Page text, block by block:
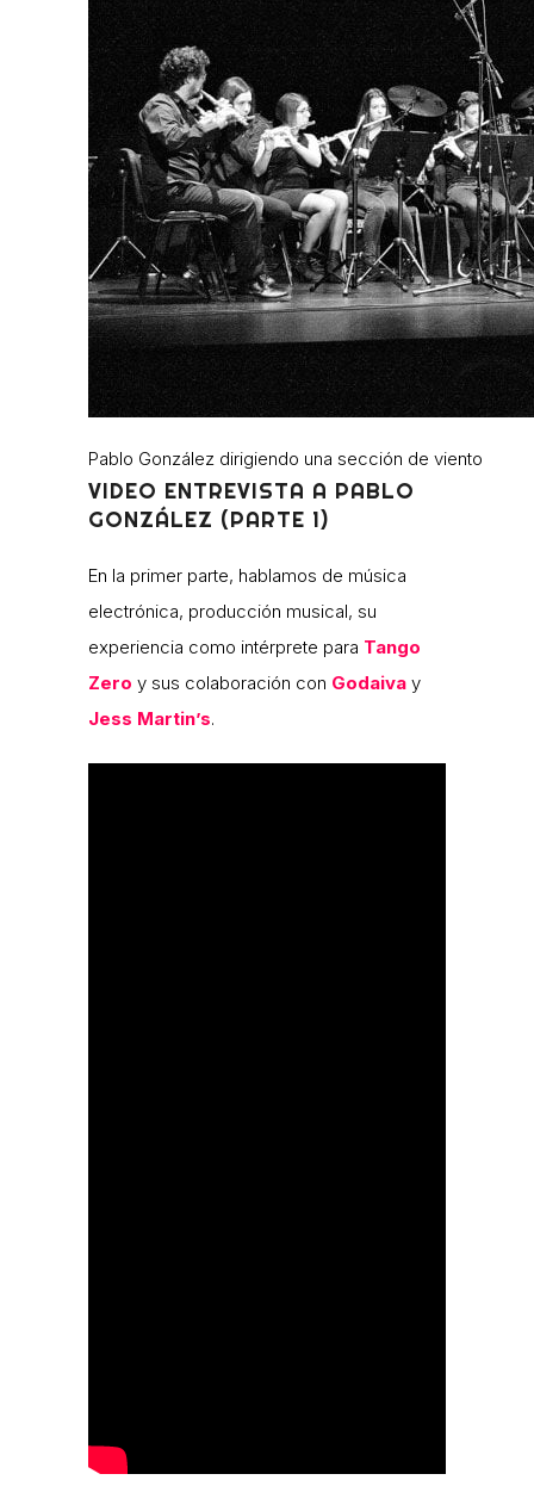
Pablo González dirigiendo una sección de viento
VIDEO ENTREVISTA A PABLO
GONZÁLEZ (PARTE 1)
En la primer parte, hablamos de música
electrónica, producción musical, su
experiencia como intérprete para Tango
Zero y sus colaboración con Godaiva y
Jess Martin’s.